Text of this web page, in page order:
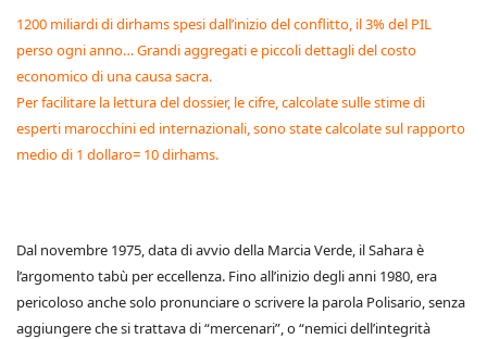
1200 miliardi di dirhams spesi dall’inizio del conflitto, il 3% del PIL
perso ogni anno… Grandi aggregati e piccoli dettagli del costo
economico di una causa sacra.
Per facilitare la lettura del dossier, le cifre, calcolate sulle stime di
esperti marocchini ed internazionali, sono state calcolate sul rapporto
medio di 1 dollaro= 10 dirhams.
Dal novembre 1975, data di avvio della Marcia Verde, il Sahara è
l’argomento tabù per eccellenza. Fino all’inizio degli anni 1980, era
pericoloso anche solo pronunciare o scrivere la parola Polisario, senza
aggiungere che si trattava di “mercenari”, o “nemici dell’integrità